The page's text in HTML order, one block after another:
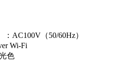
AC100V（50/60Hz）
Wi-Fi
色